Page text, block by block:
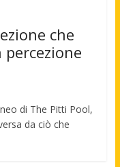
che
di The Pitti Pool,
da ciò che